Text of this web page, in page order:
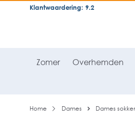
Klantwaardering: 9.2
Zomer Overhemden
Home Dames Dames